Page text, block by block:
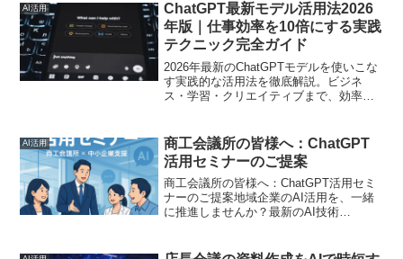
AI活用
ChatGPT最新モデル活用法2026
年版｜仕事効率を10倍にする実践
テクニック完全ガイド
2026年最新のChatGPTモデルを使いこな
す実践的な活用法を徹底解説。ビジネ
ス・学習・クリエイティブまで、効率を
AI活用
商工会議所の皆様へ：ChatGPT
活用セミナーのご提案
商工会議所の皆様へ：ChatGPT活用セミ
ナーのご提案地域企業のAI活用を、一緒
に推進しませんか？最新のAI技術
域経済を盛り上げましょう。はじめに急